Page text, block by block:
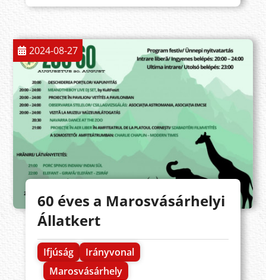
2024-08-27
60 éves a Marosvásárhelyi
Állatkert
Ifjúság
Irányvonal
Marosvásárhely